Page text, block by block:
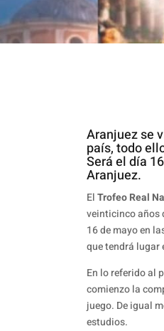
Aranjuez se
país, todo
Será el día
Aranjuez.
ElTrofeo Real
veinticinco años
16 de mayo en
que tendrá lugar
En lo referido al
comienzo la
juego. De igual
estudios.